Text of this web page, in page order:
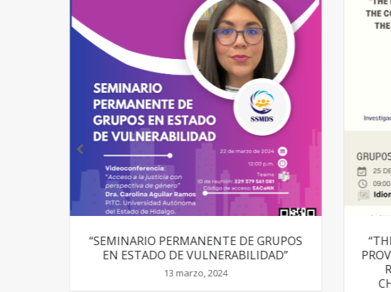
“THE RIGHTS OF MIGRANT CHILDREN
PROVIDED BYTHE CONVENTION OF THE
RIGHTS OF THE CHILD ANDTHE
CHALLENGES FOR UNICEF IN THIS